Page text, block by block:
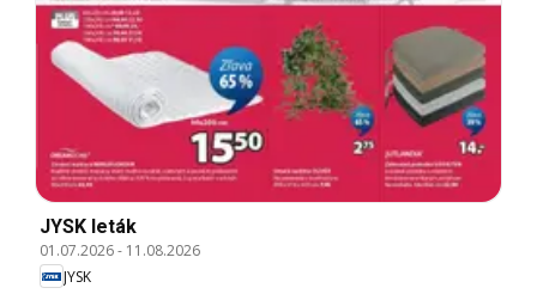
JYSK leták
01.07.2026- 11.08.2026
JYSK